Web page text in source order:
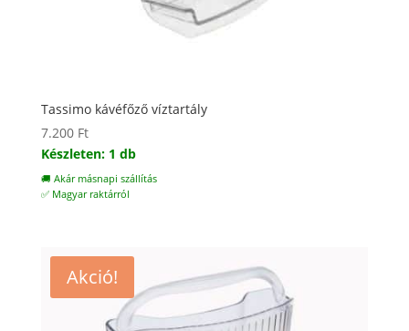
Tassimo kávéfőző víztartály
7.200 Ft
Készleten: 1 db
🚚 Akár másnapi szállítás
✅ Magyar raktárról
Akció!